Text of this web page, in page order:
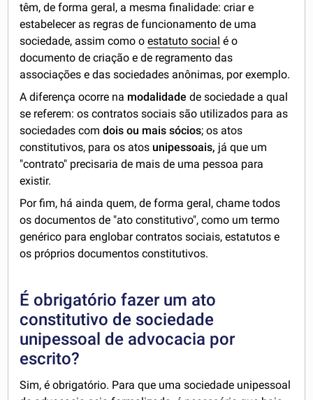
têm, de forma geral, a mesma finalidade: criar e
estabelecer as regras de funcionamento de uma
sociedade, assim como oestatuto social é o
documento de criação e de regramento das
associações e das sociedades anônimas, por exemplo.
A diferença ocorre na modalidade de sociedade a qual
se referem: os contratos sociais são utilizados para as
sociedades comdois ou mais sócios; os atos
constitutivos, para os atos unipessoais, já que um
"contrato" precisaria de mais de uma pessoa para
existir.
Por fim, há ainda quem, de forma geral, chame todos
os documentos de "ato constitutivo", como um termo
genérico para englobar contratos sociais, estatutos e
os próprios documentos constitutivos.
É obrigatório fazer um ato
constitutivo de sociedade
unipessoal de advocacia por
escrito?
Sim, é obrigatório. Para que uma sociedade unipessoal